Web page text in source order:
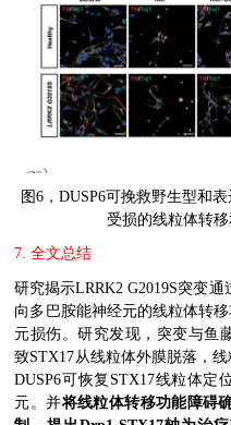
图 6， DUSP6可挽救野生型和表
受损的线粒体转
7.全文总结
研究揭示LRRK2 G2019S突变通
向多巴胺能神经元的线粒体转
元损伤。研究发现，突变与鱼
致STX17 从线粒体外膜脱落，
DUSP6可恢复 STX17线粒体定
元。并将线粒体转移功能障碍